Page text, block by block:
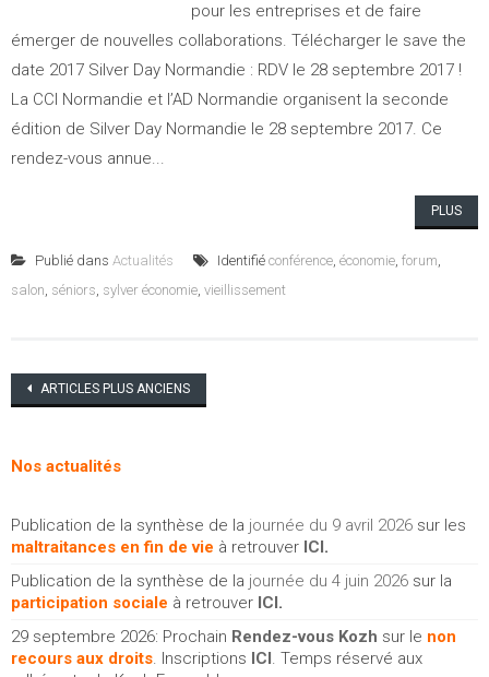
pour les entreprises et de faire
émerger de nouvelles collaborations. Télécharger le save the
date 2017 Silver Day Normandie : RDV le 28 septembre 2017 !
La CCI Normandie et l’AD Normandie organisent la seconde
édition de Silver Day Normandie le 28 septembre 2017. Ce
rendez-vous annue...
PLUS
Publié dans Actualités Identifié conférence, économie, forum,
salon, séniors, sylver économie, vieillissement
Navigation
articles
ARTICLES PLUS ANCIENS
Nos actualités
Publication de la synthèse de la journée du 9 avril 2026 sur les
maltraitances en fin de vie à retrouver ICI .
Publication de la synthèse de la journée du 4 juin 2026 sur la
participation sociale à retrouver ICI .
29 septembre 2026: Prochain Rendez-vous Kozh sur le non
recours aux droits. Inscriptions ICI . Temps réservé aux